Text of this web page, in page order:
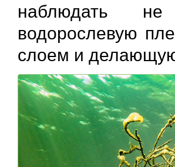
наблюдать не
водорослевую
слоем и